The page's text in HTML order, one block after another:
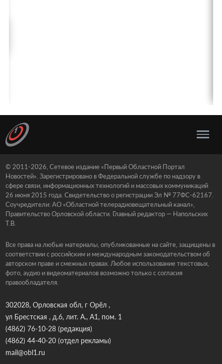
© 2011-2026, Сетевое издание «Первый Областной Портал
Новостей». Зарегистрировано в Федеральной службе по надзору в
сфере связи, информационных технологий и массовых коммуникаций
26 июня 2015 года. Свидетельство о регистрации Эл № 77ФС-62167.
Соучредители: АО «Областной телерадиовещательный канал»,
Правительство Орловской области. Главный редактор — Напольских
Т.В.
Все права на любые материалы, опубликованные на сайте, защищены в
соответствии с российским и международным законодательством об
авторском праве и смежных правах. Любое использование текстовых,
фото, аудио и видеоматериалов возможно только с согласия
правообладателя.
302028, Орловская обл, г Орёл ,
ул Брестская , д.6, лит. А., А1, пом. 1
(4862) 76-10-28(редакция)
(4862) 44-40-20(отдел рекламы)
mail@obl1.ru